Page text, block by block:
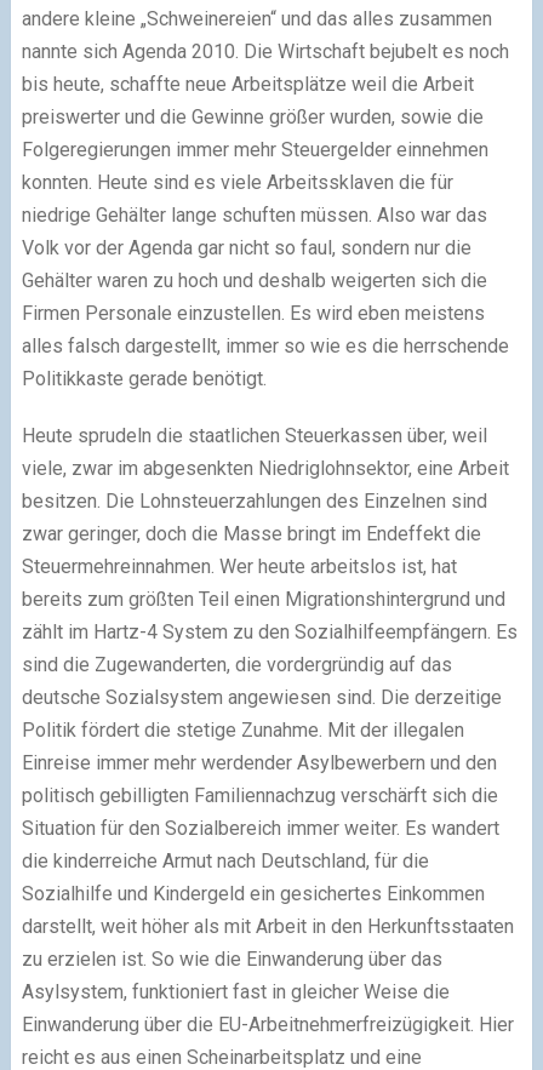
andere kleine „Schweinereien“ und das alles zusammen
nannte sich Agenda 2010. Die Wirtschaft bejubelt es noch
bis heute, schaffte neue Arbeitsplätze weil die Arbeit
preiswerter und die Gewinne größer wurden, sowie die
Folgeregierungen immer mehr Steuergelder einnehmen
konnten. Heute sind es viele Arbeitssklaven die für
niedrige Gehälter lange schuften müssen. Also war das
Volk vor der Agenda gar nicht so faul, sondern nur die
Gehälter waren zu hoch und deshalb weigerten sich die
Firmen Personale einzustellen. Es wird eben meistens
alles falsch dargestellt, immer so wie es die herrschende
Politikkaste gerade benötigt.
Heute sprudeln die staatlichen Steuerkassen über, weil
viele, zwar im abgesenkten Niedriglohnsektor, eine Arbeit
besitzen. Die Lohnsteuerzahlungen des Einzelnen sind
zwar geringer, doch die Masse bringt im Endeffekt die
Steuermehreinnahmen. Wer heute arbeitslos ist, hat
bereits zum größten Teil einen Migrationshintergrund und
zählt im Hartz-4 System zu den Sozialhilfeempfängern. Es
sind die Zugewanderten, die vordergründig auf das
deutsche Sozialsystem angewiesen sind. Die derzeitige
Politik fördert die stetige Zunahme. Mit der illegalen
Einreise immer mehr werdender Asylbewerbern und den
politisch gebilligten Familiennachzug verschärft sich die
Situation für den Sozialbereich immer weiter. Es wandert
die kinderreiche Armut nach Deutschland, für die
Sozialhilfe und Kindergeld ein gesichertes Einkommen
darstellt, weit höher als mit Arbeit in den Herkunftsstaaten
zu erzielen ist. So wie die Einwanderung über das
Asylsystem, funktioniert fast in gleicher Weise die
Einwanderung über die EU-Arbeitnehmerfreizügigkeit. Hier
reicht es aus einen Scheinarbeitsplatz und eine